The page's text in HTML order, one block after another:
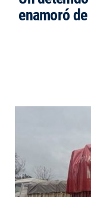
enamoró